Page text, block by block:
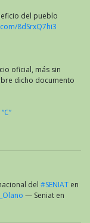
del pueblo
8dSrxQ7hi3
oficial, más sin
dicho documento
del #SENIAT en
— Seniat en